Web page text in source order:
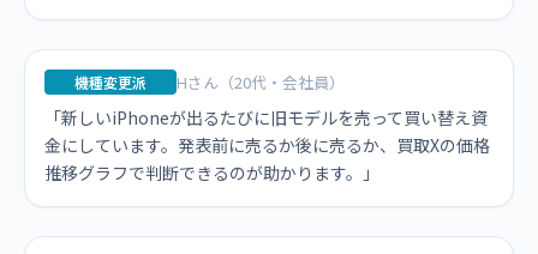
機種変更派 Hさん（20代・会社員）
「新しいiPhoneが出るたびに旧モデルを売って買い替え資
金にしています。発表前に売るか後に売るか、買取Xの価格
推移グラフで判断できるのが助かります。」